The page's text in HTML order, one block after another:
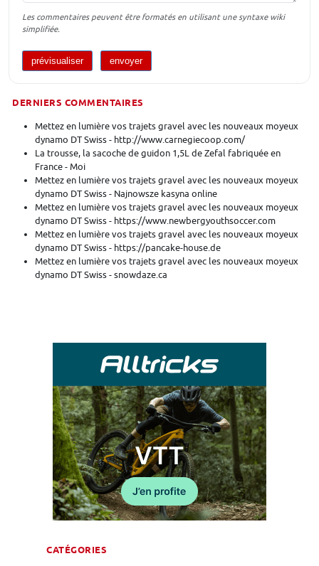
Les commentaires peuvent être formatés en utilisant une syntaxe wiki
simplifiée.
DERNIERS COMMENTAIRES
Mettez en lumière vos trajets gravel avec les nouveaux moyeux
dynamo DT Swiss - http://www.carnegiecoop.com/
La trousse, la sacoche de guidon 1,5L de Zefal fabriquée en
France - Moi
Mettez en lumière vos trajets gravel avec les nouveaux moyeux
dynamo DT Swiss - Najnowsze kasyna online
Mettez en lumière vos trajets gravel avec les nouveaux moyeux
dynamo DT Swiss - https://www.newbergyouthsoccer.com
Mettez en lumière vos trajets gravel avec les nouveaux moyeux
dynamo DT Swiss - https://pancake-house.de
Mettez en lumière vos trajets gravel avec les nouveaux moyeux
dynamo DT Swiss - snowdaze.ca
CATÉGORIES